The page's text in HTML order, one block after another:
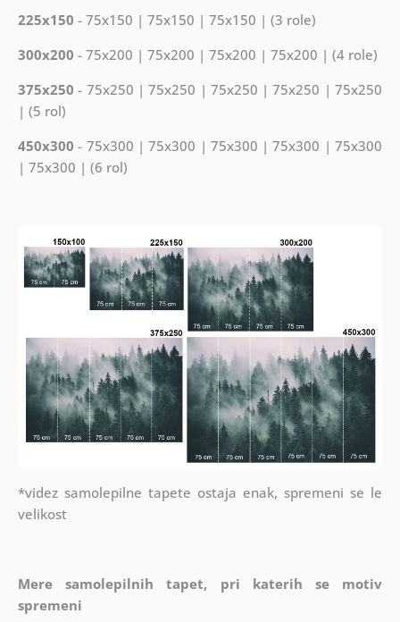
225x150 - 75x150 | 75x150 | 75x150 | (3 role)
300x200 - 75x200 | 75x200 | 75x200 | 75x200 | (4 role)
375x250 - 75x250 | 75x250 | 75x250 | 75x250 | 75x250
| (5 rol)
450x300 - 75x300 | 75x300 | 75x300 | 75x300 | 75x300
| 75x300 | (6 rol)
*videz samolepilne tapete ostaja enak, spremeni se le
velikost
Meresamolepilnih tapet, pri katerih se motiv
spremeni